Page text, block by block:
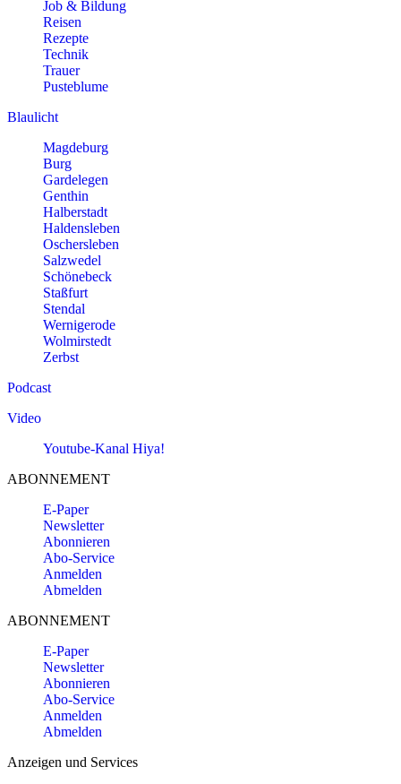
Job & Bildung
Reisen
Rezepte
Technik
Trauer
Pusteblume
Blaulicht
Magdeburg
Burg
Gardelegen
Genthin
Halberstadt
Haldensleben
Oschersleben
Salzwedel
Schönebeck
Staßfurt
Stendal
Wernigerode
Wolmirstedt
Zerbst
Podcast
Video
Youtube-Kanal Hiya!
ABONNEMENT
E-Paper
Newsletter
Abonnieren
Abo-Service
Anmelden
Abmelden
ABONNEMENT
E-Paper
Newsletter
Abonnieren
Abo-Service
Anmelden
Abmelden
Anzeigen und Services